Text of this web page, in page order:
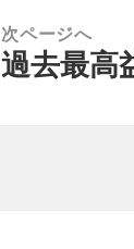
次ページへ
次
過去最高